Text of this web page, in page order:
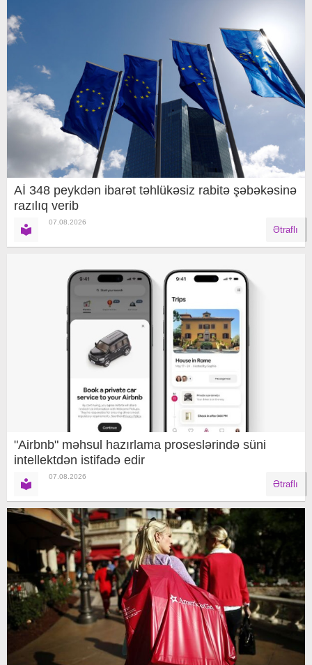
Aİ 348 peykdən ibarət təhlükəsiz rabitə şəbəkəsinə
razılıq verib
07.08.2026
Ətraflı
"Airbnb" məhsul hazırlama proseslərində süni
intellektdən istifadə edir
07.08.2026
Ətraflı